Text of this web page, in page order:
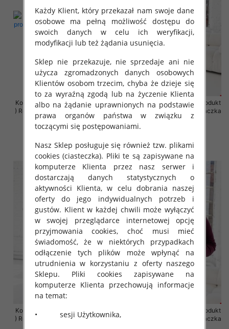
Komplet damskie (Polska produkt
) Roz 2XL-4XL , Mix Kolor Paczka
4 szt
szczegóły
Komplet damskie (Polska produkt
) Roz 2XL-4XL , Mix Kolor Paczka
4 szt
szczegóły
Komplet damskie (Polska produkt
) Roz 2XL-4XL , Mix Kolor Paczka
Komplet damskie (Polska produkt
) Roz 2XL-4XL , Mix Kolor Paczka
Każdy Klient, który przekazał nam swoje dane
osobowe ma pełną możliwość dostępu do
swoich danych w celu ich weryfikacji,
modyfikacji lub też żądania usunięcia.
Sklep nie przekazuje, nie sprzedaje ani nie
użycza zgromadzonych danych osobowych
Klientów osobom trzecim, chyba że dzieje się
to za wyraźną zgodą lub na życzenie Klienta
albo na żądanie uprawnionych na podstawie
prawa organów państwa w związku z
toczącymi się postępowaniami.
Nasz Sklep posługuje się również tzw. plikami
cookies (ciasteczka). Pliki te są zapisywane na
komputerze Klienta przez nasz serwer i
dostarczają danych statystycznych o
aktywności Klienta, w celu dobrania naszej
oferty do jego indywidualnych potrzeb i
gustów. Klient w każdej chwili może wyłączyć
w swojej przeglądarce internetowej opcję
przyjmowania cookies, choć musi mieć
świadomość, że w niektórych przypadkach
odłączenie tych plików może wpłynąć na
utrudnienia w korzystaniu z oferty naszego
Sklepu. Pliki cookies zapisywane na
komputerze Klienta przechowują informacje
na temat:
• sesji Użytkownika,